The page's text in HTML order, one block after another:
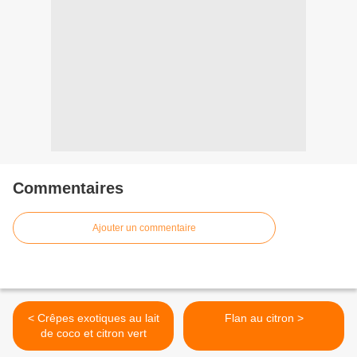
Commentaires
Ajouter un commentaire
< Crêpes exotiques au lait
de coco et citron vert
Flan au citron >